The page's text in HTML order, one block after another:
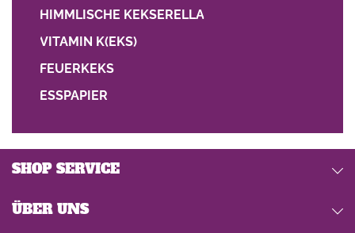
HIMMLISCHE KEKSERELLA
VITAMIN K(EKS)
FEUERKEKS
ESSPAPIER
SHOP SERVICE
ÜBER UNS